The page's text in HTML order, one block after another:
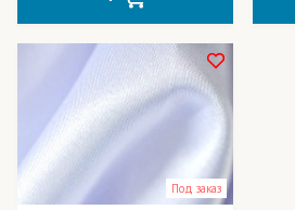
(ткани)
Интерлок полиэфирный
КИАН (Италия)(чернила)
Канва(ткани)
Кашибо
(трикотаж)
Под заказ